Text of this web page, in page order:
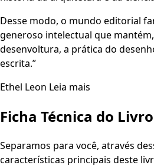
Desse modo, o mundo editorial
generoso intelectual que
desenvoltura, a prática do
escrita.”
Ethel Leon Leia mais
Ficha Técnica do Livro
Separamos para você, através
características principais deste